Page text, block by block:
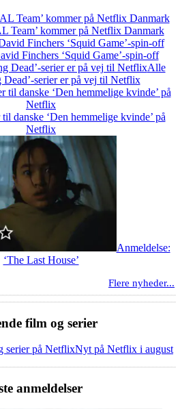
Team’ kommer på Netflix Danmark
Finchers ‘Squid Game’-spin-off
Alle
Dead’-serier er på vej til Netflix
danske ‘Den hemmelige kvinde’ på
Netflix
Anmeldelse:
‘The Last House’
Flere nyheder...
film og serier
Nyt på Netflix i august
anmeldelser